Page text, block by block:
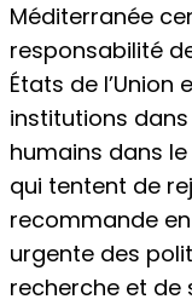
Méditerranée
responsabilité
États de l’Union
institutions
humains dans
qui tentent de
recommande
urgente des
recherche et de